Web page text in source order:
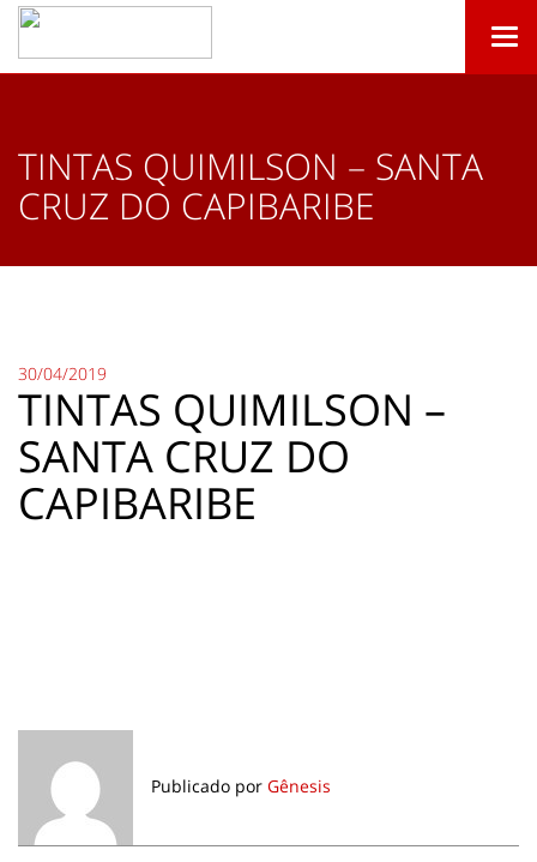
TINTAS QUIMILSON – SANTA
CRUZ DO CAPIBARIBE
30/04/2019
TINTAS QUIMILSON –
SANTA CRUZ DO
CAPIBARIBE
Publicado por Gênesis